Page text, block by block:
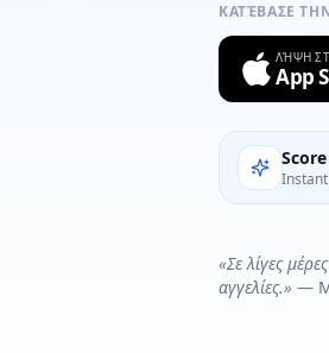
ΚΑΤΈΒΑΣΕ
ΛΉΨΗ
App
«Σε λίγες
αγγελίες.» —